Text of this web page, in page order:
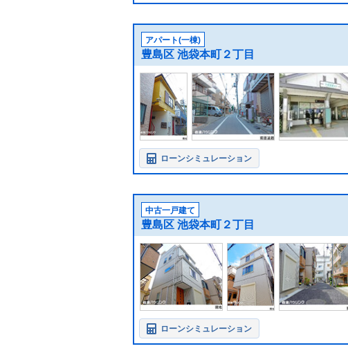
アパート(一棟)
豊島区 池袋本町２丁目
ローンシミュレーション
中古一戸建て
豊島区 池袋本町２丁目
ローンシミュレーション